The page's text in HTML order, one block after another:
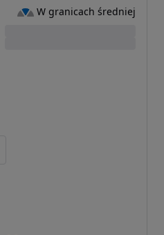
W granicach średniej